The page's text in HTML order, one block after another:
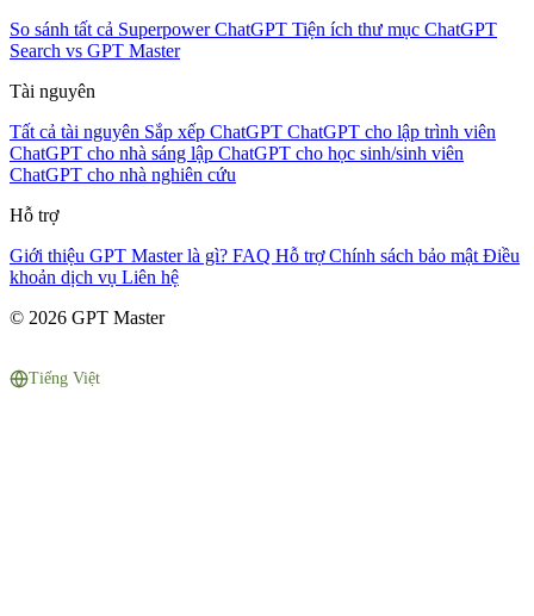
So sánh tất cả Superpower ChatGPT Tiện ích thư mục ChatGPT
Search vs GPT Master
Tài nguyên
Tất cả tài nguyên Sắp xếp ChatGPT ChatGPT cho lập trình viên
ChatGPT cho nhà sáng lập ChatGPT cho học sinh/sinh viên
ChatGPT cho nhà nghiên cứu
Hỗ trợ
Giới thiệu GPT Master là gì? FAQ Hỗ trợChính sách bảo mật Điều
khoản dịch vụ Liên hệ
© 2026 GPT Master
Tiếng Việt